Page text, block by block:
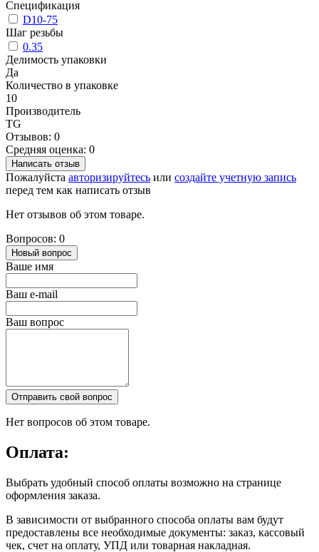
Спецификация
D10-75
Шаг резьбы
0.35
Делимость упаковки
Да
Количество в упаковке
10
Производитель
TG
Отзывов: 0
Средняя оценка: 0
Написать отзыв
Пожалуйста авторизируйтесь или создайте учетную запись
перед тем как написать отзыв
Нет отзывов об этом товаре.
Вопросов: 0
Новый вопрос
Ваше имя
Ваш e-mail
Ваш вопрос
Отправить свой вопрос
Нет вопросов об этом товаре.
Оплата:
Выбрать удобный способ оплаты возможно на странице
оформления заказа.
В зависимости от выбранного способа оплаты вам будут
предоставлены все необходимые документы: заказ, кассовый
чек, счет на оплату, УПД или товарная накладная.